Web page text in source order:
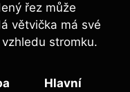
řez může
větvička má své
stromku.
Hlavní